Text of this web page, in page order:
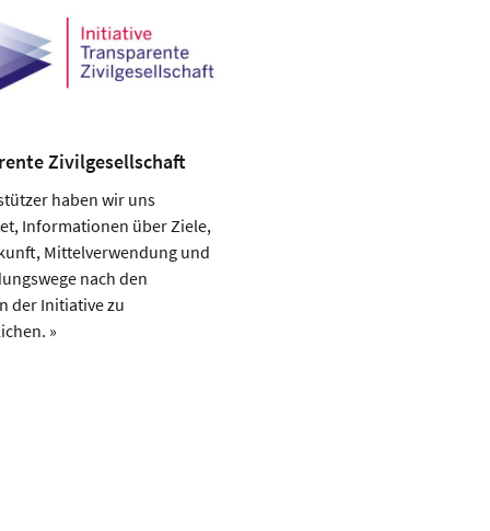
Zivilgesellschaft
haben wir uns
Informationen über Ziele,
Mittelverwendung und
nach den
der Initiative zu
»